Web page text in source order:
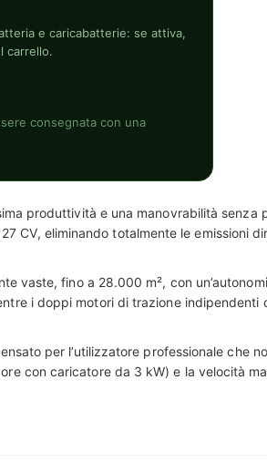
e caricabatterie: se attiva,
carrello.
consegnata con una
produttività e una manovrabilità senza
CV, eliminando totalmente le emissioni
vaste, fino a 28.000 m², con
i doppi motori di trazione
per l’utilizzatore professionale che
con caricatore da 3 kW) e la velocità